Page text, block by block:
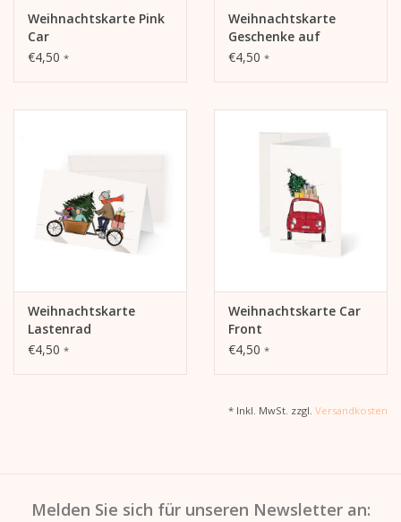
Weihnachtskarte Pink
Car
€4,50 *
Weihnachtskarte
Geschenke auf
Schlitten
€4,50 *
Weihnachtskarte
Lastenrad
€4,50 *
Weihnachtskarte Car
Front
€4,50 *
* Inkl. MwSt. zzgl. Versandkosten
Melden Sie sich für unseren Newsletter an: